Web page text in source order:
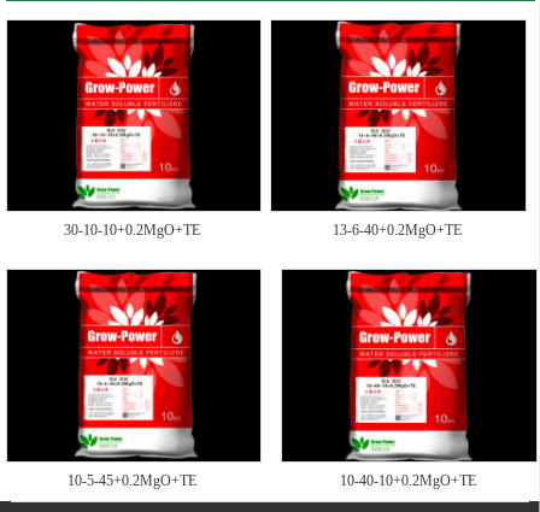
30-10-10+0.2MgO+TE 13-6-40+0.2MgO+TE
10-5-45+0.2MgO+TE 10-40-10+0.2MgO+TE